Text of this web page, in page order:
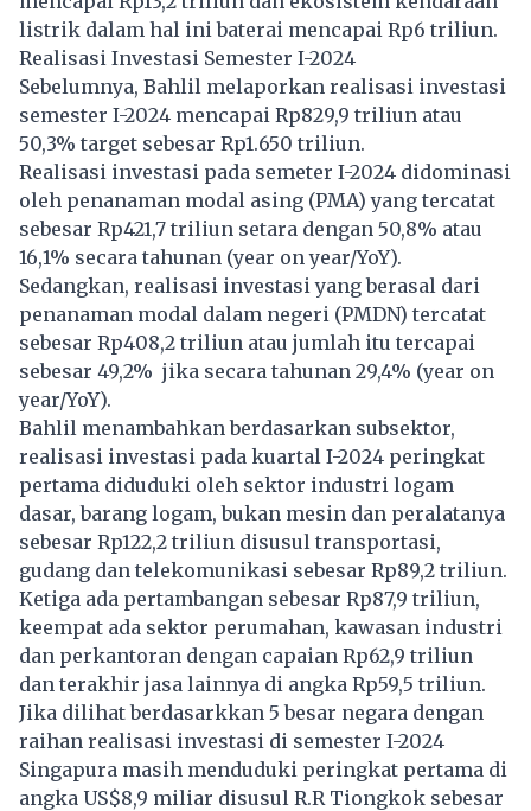
listrik dalam hal ini baterai mencapai Rp6 triliun.
Realisasi Investasi Semester I-2024
Sebelumnya, Bahlil melaporkan realisasi investasi
semester I-2024 mencapai Rp829,9 triliun atau
50,3% target sebesar Rp1.650 triliun.
Realisasi investasi pada semeter I-2024 didominasi
oleh penanaman modal asing (PMA) yang tercatat
sebesar Rp421,7 triliun setara dengan 50,8% atau
16,1% secara tahunan (year on year/YoY).
Sedangkan, realisasi investasi yang berasal dari
penanaman modal dalam negeri (PMDN) tercatat
sebesar Rp408,2 triliun atau jumlah itu tercapai
sebesar 49,2% jika secara tahunan 29,4% (year on
year/YoY).
Bahlil menambahkan berdasarkan subsektor,
realisasi investasi pada kuartal I-2024 peringkat
pertama diduduki oleh sektor industri logam
dasar, barang logam, bukan mesin dan peralatanya
sebesar Rp122,2 triliun disusul transportasi,
gudang dan telekomunikasi sebesar Rp89,2 triliun.
Ketiga ada pertambangan sebesar Rp87,9 triliun,
keempat ada sektor perumahan, kawasan industri
dan perkantoran dengan capaian Rp62,9 triliun
dan terakhir jasa lainnya di angka Rp59,5 triliun.
Jika dilihat berdasarkkan 5 besar negara dengan
raihan realisasi investasi di semester I-2024
Singapura masih menduduki peringkat pertama di
angka US$8,9 miliar disusul R.R Tiongkok sebesar